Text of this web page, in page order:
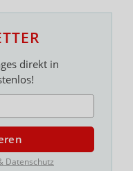
direkt in
Datenschutz